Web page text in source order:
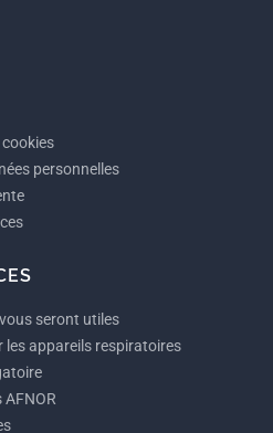
personnelles
seront utiles
les appareils respiratoires
AFNOR